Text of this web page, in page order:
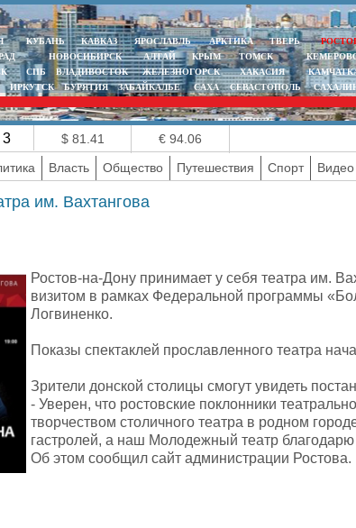
КУБАНЬ КАВКАЗ ЯРОСЛАВЛЬ АРКТИКА ТВЕРЬ
НОВОСИБИРСК АЛТАЙ КРЫМ ТОМСК
СПБ ВЛАДИВОСТОК ЖЕЛЕЗНОГОРСК ХАКАСИЯ
ИРКУТСК БУРЯТИЯ ЗАБАЙКАЛЬЕ САХА СЕВАСТОПОЛЬ
3 $ 81.41
€ 94.06
Власть Общество Путешествия Спорт Видео
им. Вахтангова
Ростов-на-Дону принимает у себя театра им.
визитом в рамках Федеральной программы
Логвиненко.
Показы спектаклей прославленного театра
Зрители донской столицы смогут увидеть
- Уверен, что ростовские поклонники
творчеством столичного театра в родном
гастролей, а наш Молодежный театр благодарю
Об этом сообщил сайт администрации Ростова.